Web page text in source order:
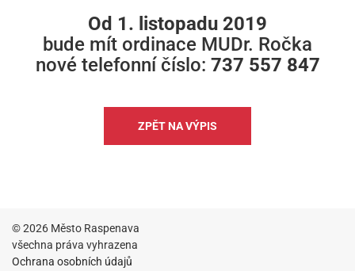
Od 1. listopadu 2019
bude mít ordinace MUDr. Ročka
nové telefonní číslo: 737 557 847
ZPĚT NA VÝPIS
© 2026 Město Raspenava
všechna práva vyhrazena
Ochrana osobních údajů